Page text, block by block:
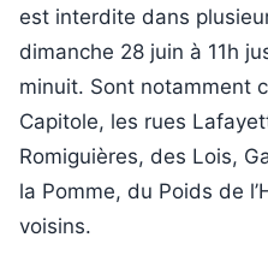
est interdite dans
dimanche 28 juin à 11h
minuit. Sont notamment
Capitole, les rues
Romiguières, des Lois,
la Pomme, du Poids de
voisins.